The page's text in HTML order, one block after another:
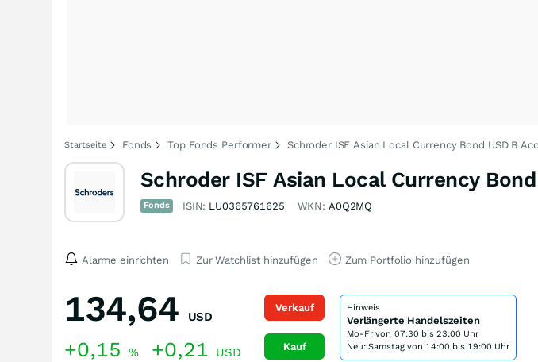
Startseite Fonds Top Fonds Performer Schroder ISF Asian Local Currency Bond USD B Acc
Schroder ISF Asian Local Currency
Fonds ISIN: LU0365761625 WKN: A0Q2MQ
Alarme einrichten Zur Watchlist hinzufügen Zum Portfolio hinzufügen
134,64 USD
+0,15 % +0,21 USD
Verkauf
Kauf
Hinweis
Verlängerte Handelszeiten
Mo-Fr von 07:30 bis 23:00 Uhr
Neu: Samstag von 14:00 bis 19:00 Uhr